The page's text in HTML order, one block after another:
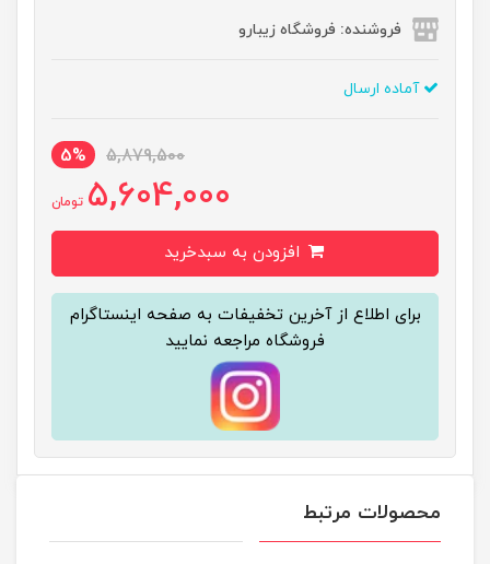
فروشنده: فروشگاه زیبارو
آماده ارسال
5,879,500
5%
5,604,000 تومان
برای اطلاع از آخرین تخفیفات به صفحه اینستاگرام
فروشگاه مراجعه نمایید
محصولات مرتبط